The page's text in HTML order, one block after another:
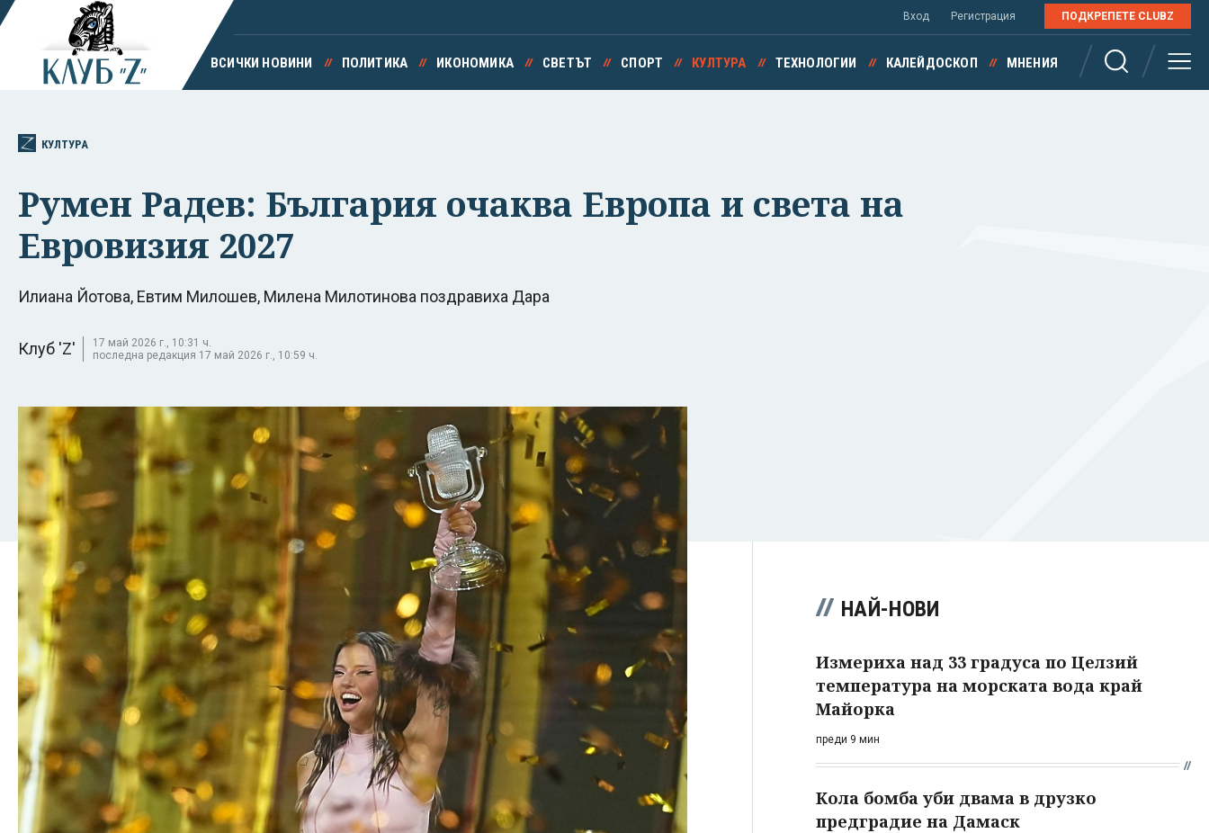
Вход Регистрация ПОДКРЕПЕТЕ CLUBZ
ВСИЧКИ НОВИНИ ПОЛИТИКА ИКОНОМИКА СВЕТЪТ СПОРТ КУЛТУРА ТЕХНОЛОГИИ КАЛЕЙДОСКОП МНЕНИЯ
КУЛТУРА
Румен Радев: България очаква Европа и света на
Евровизия 2027
Илиана Йотова, Евтим Милошев, Милена Милотинова поздравиха Дара
Клуб 'Z'
17 май 2026 г., 10:31 ч.
последна редакция 17 май 2026 г., 10:59 ч.
НАЙ-НОВИ
Измериха над 33 градуса по Целзий
температура на морската вода край
Майорка
преди 9 мин
Кола бомба уби двама в друзко
предградие на Дамаск